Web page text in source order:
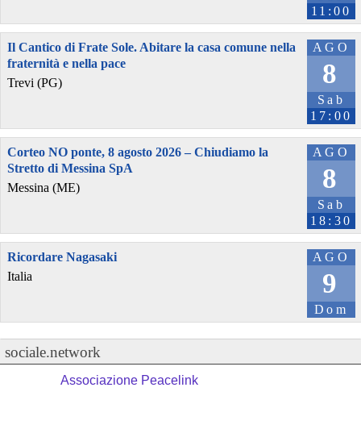
11:00
AGO
8
Sab
17:00
Il Cantico di Frate Sole. Abitare la casa comune nella
fraternità e nella pace
Trevi (PG)
AGO
8
Sab
18:30
Corteo NO ponte, 8 agosto 2026 – Chiudiamo la
Stretto di Messina SpA
Messina (ME)
AGO
9
Dom
Ricordare Nagasaki
Italia
sociale.network
Associazione Peacelink